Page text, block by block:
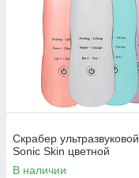
Скрабер ультразвуковой
Sonic Skin цветной
В наличии